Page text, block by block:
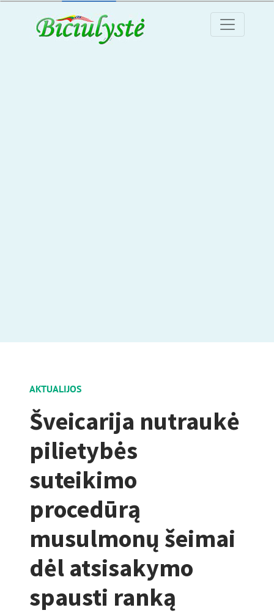
AKTUALIJOS
Šveicarija nutraukė
pilietybės
suteikimo
procedūrą
musulmonų šeimai
dėl atsisakymo
spausti ranką